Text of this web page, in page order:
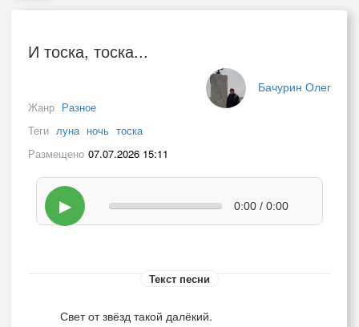
И тоска, тоска...
Бачурин Олег
Жанр Разное
Теги луна ночь тоска
Размещено 07.07.2026 15:11
▶ 0:00 / 0:00
Текст песни
Свет от звёзд такой далёкий.